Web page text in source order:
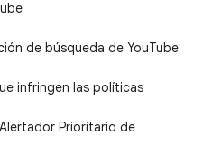
de búsqueda de YouTube
infringen las políticas
Prioritario de